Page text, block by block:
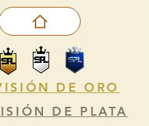
DE ORO
DE PLATA